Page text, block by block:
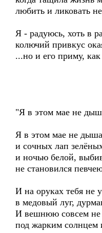
любить и ликовать
Я - радуюсь, хоть в
колючий привкус
...но и его приму,
"Я в этом мае не
Я в этом мае не
и сочных лап
и ночью белой,
не становился
И на оруках тебя не
в медовый луг,
И вешнюю совсем не
под жарким солнцем